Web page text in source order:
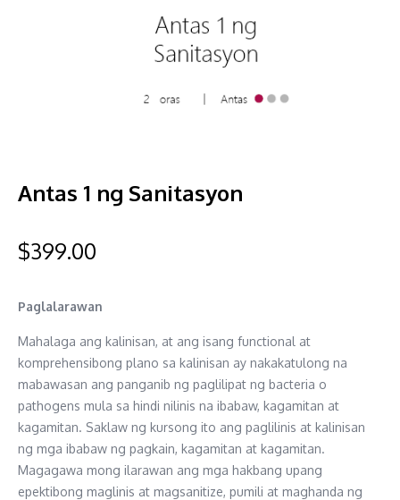
Antas 1 ng Sanitasyon
$399.00
Paglalarawan
Mahalaga ang kalinisan, at ang isang functional at
komprehensibong plano sa kalinisan ay nakakatulong na
mabawasan ang panganib ng paglilipat ng bacteria o
pathogens mula sa hindi nilinis na ibabaw, kagamitan at
kagamitan. Saklaw ng kursong ito ang paglilinis at kalinisan
ng mga ibabaw ng pagkain, kagamitan at kagamitan.
Magagawa mong ilarawan ang mga hakbang upang
epektibong maglinis at magsanitize, pumili at maghanda ng